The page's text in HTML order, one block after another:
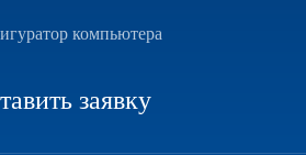
компьютера
заявку